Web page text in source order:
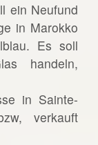
ein Neufund
in Marokko
Es soll
handeln,
in Sainte-
verkauft